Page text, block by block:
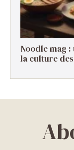
Noodle mag
la culture